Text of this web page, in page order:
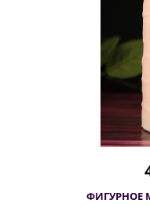
ФИГУРНОЕ